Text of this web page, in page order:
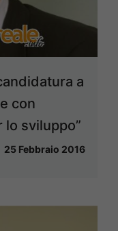
a
con
lo sviluppo”
25 Febbraio 2016